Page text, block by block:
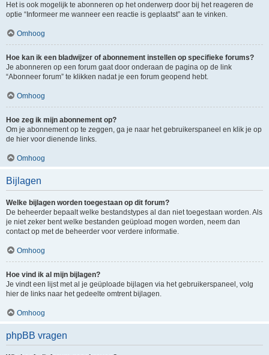
Het is ook mogelijk te abonneren op het onderwerp door bij het reageren de
optie “Informeer me wanneer een reactie is geplaatst” aan te vinken.
Omhoog
Hoe kan ik een bladwijzer of abonnement instellen op specifieke forums?
Je abonneren op een forum gaat door onderaan de pagina op de link
“Abonneer forum” te klikken nadat je een forum geopend hebt.
Omhoog
Hoe zeg ik mijn abonnement op?
Om je abonnement op te zeggen, ga je naar het gebruikerspaneel en klik je op
de hier voor dienende links.
Omhoog
Bijlagen
Welke bijlagen worden toegestaan op dit forum?
De beheerder bepaalt welke bestandstypes al dan niet toegestaan worden. Als
je niet zeker bent welke bestanden geüpload mogen worden, neem dan
contact op met de beheerder voor verdere informatie.
Omhoog
Hoe vind ik al mijn bijlagen?
Je vindt een lijst met al je geüploade bijlagen via het gebruikerspaneel, volg
hier de links naar het gedeelte omtrent bijlagen.
Omhoog
phpBB vragen